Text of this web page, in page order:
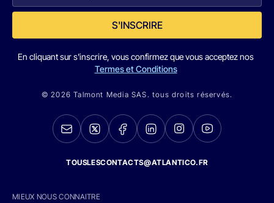
S'INSCRIRE
En cliquant sur s'inscrire, vous confirmez que vous acceptez nos
Termes et Conditions
© 2026 Talmont Media SAS. tous droits réservés.
TOUSLESCONTACTS@ATLANTICO.FR
MIEUX NOUS CONNAITRE